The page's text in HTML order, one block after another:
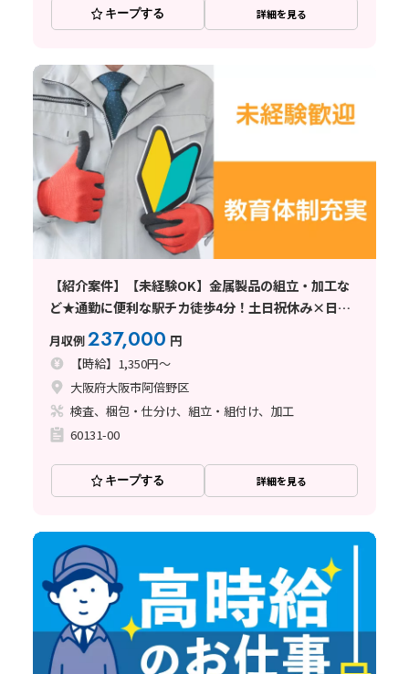
キープする 詳細を見る
【紹介案件】【未経験OK】金属製品の組立・加工な
ど★通勤に便利な駅チカ徒歩4分！土日祝休み×日勤
♪残業少なめ◎
月収例237,000 円
【時給】1,350円～
大阪府大阪市阿倍野区
検査、梱包・仕分け、組立・組付け、加工
60131-00
キープする 詳細を見る